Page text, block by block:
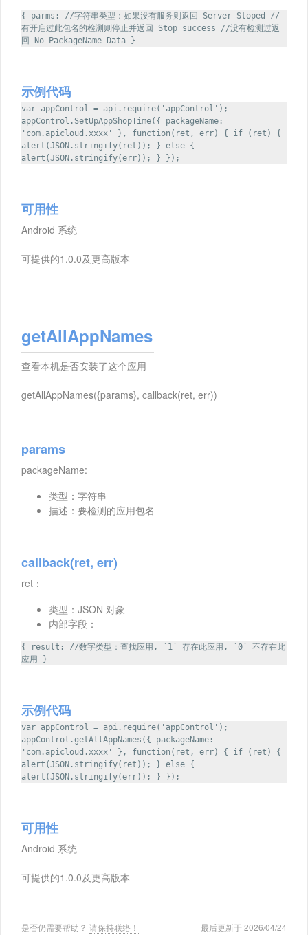
{ parms: //字符串类型：如果没有服务则返回 Server Stoped //
有开启过此包名的检测则停止并返回 Stop success //没有检测过返
回 No PackageName Data }
示例代码
var appControl = api.require('appControl');
appControl.SetUpAppShopTime({ packageName:
'com.apicloud.xxxx' }, function(ret, err) { if (ret) {
alert(JSON.stringify(ret)); } else {
alert(JSON.stringify(err)); } });
可用性
Android 系统
可提供的1.0.0及更高版本
getAllAppNames
查看本机是否安装了这个应用
getAllAppNames({params}, callback(ret, err))
params
packageName:
类型：字符串
描述：要检测的应用包名
callback(ret, err)
ret：
类型：JSON 对象
内部字段：
{ result: //数字类型：查找应用, `1` 存在此应用, `0` 不存在此
应用 }
示例代码
var appControl = api.require('appControl');
appControl.getAllAppNames({ packageName:
'com.apicloud.xxxx' }, function(ret, err) { if (ret) {
alert(JSON.stringify(ret)); } else {
alert(JSON.stringify(err)); } });
可用性
Android 系统
可提供的1.0.0及更高版本
是否仍需要帮助？ 请保持联络！ 最后更新于 2026/04/24